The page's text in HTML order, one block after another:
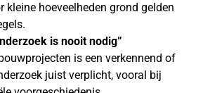
kleine hoeveelheden grond gelden
is nooit nodig”
is een verkennend of
juist verplicht, vooral bij